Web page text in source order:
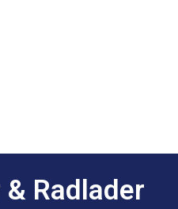
Radlader